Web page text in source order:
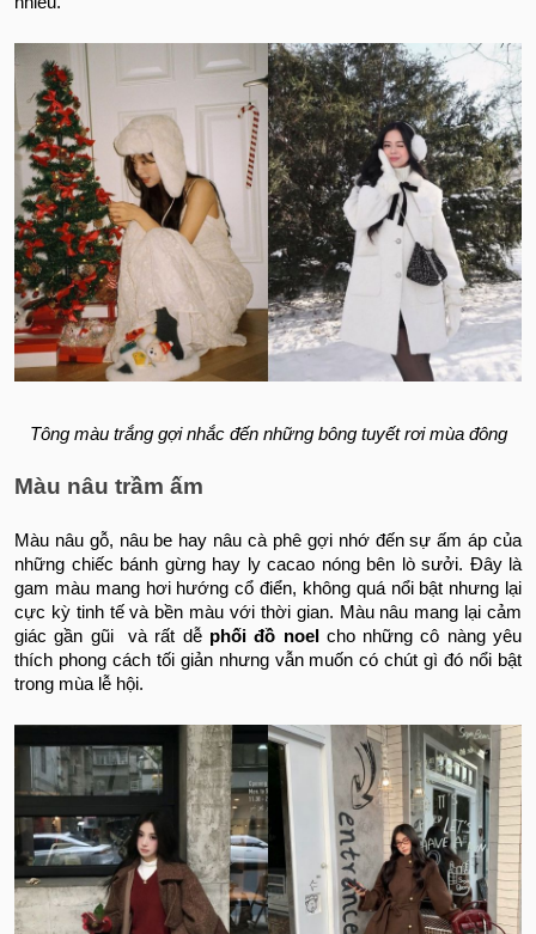
Tông màu trắng gợi nhắc đến những bông tuyết rơi mùa đông
Màu nâu trầm ấm
Màu nâu gỗ, nâu be hay nâu cà phê gợi nhớ đến sự ấm áp của
những chiếc bánh gừng hay ly cacao nóng bên lò sưởi. Đây là
gam màu mang hơi hướng cổ điển, không quá nổi bật nhưng lại
cực kỳ tinh tế và bền màu với thời gian. Màu nâu mang lại cảm
giác gần gũi và rất dễ phối đồ noel​
cho những cô nàng yêu
thích phong cách tối giản nhưng vẫn muốn có chút gì đó nổi bật
trong mùa lễ hội.